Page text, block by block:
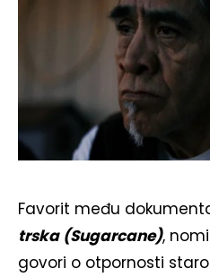
Favorit među
trska (Sugarcane),
govori o otpornosti